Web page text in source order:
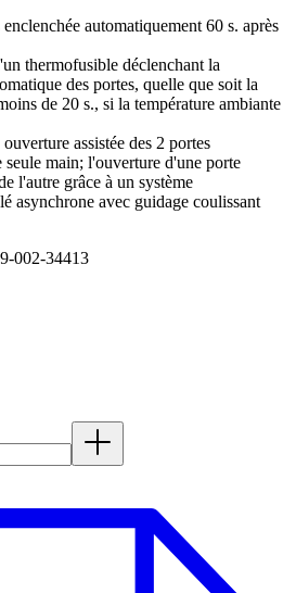
automatiquement 60 s. après
thermofusible déclenchant la
des portes, quelle que soit la
de 20 s., si la température ambiante
assistée des 2 portes
seule main; l'ouverture d'une porte
l'autre grâce à un système
asynchrone avec guidage coulissant
002-34413